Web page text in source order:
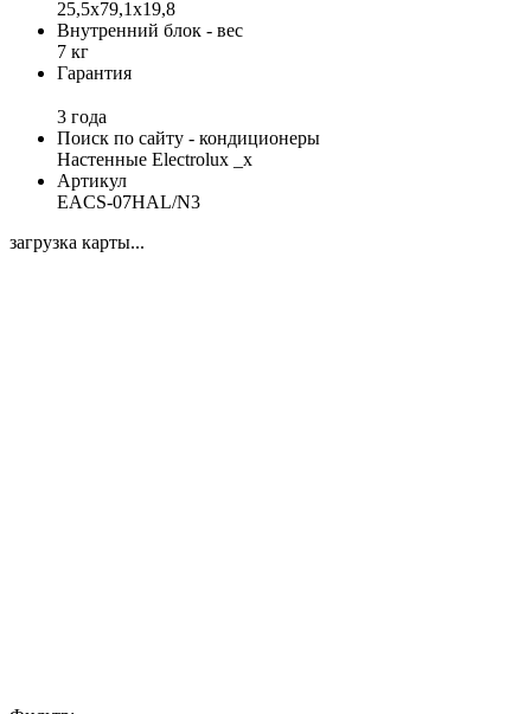
25,5x79,1x19,8
Внутренний блок - вес
7 кг
Гарантия
3 года
Поиск по сайту - кондиционеры
Настенные Electrolux _x
Артикул
EACS-07HAL/N3
загрузка карты...